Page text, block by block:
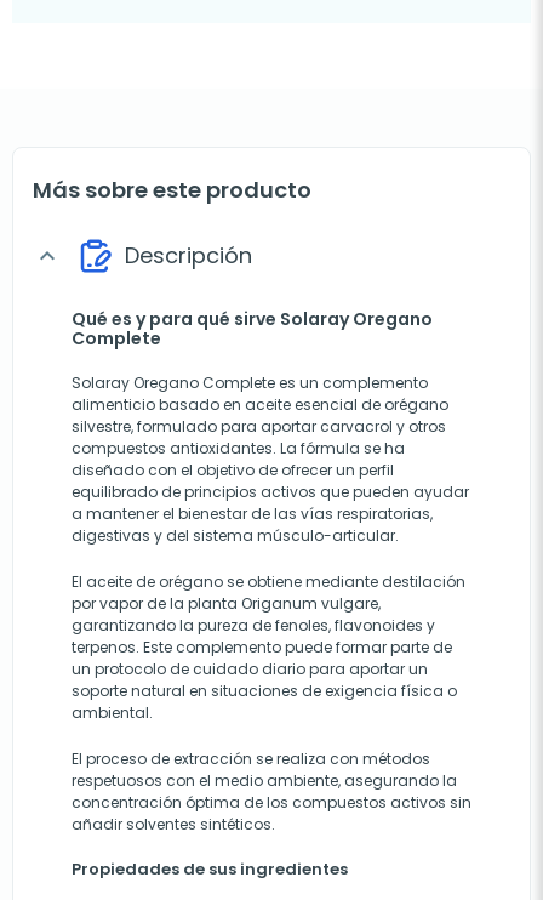
Más sobre este producto
expand_more Descripción
Qué es y para qué sirve Solaray Oregano
Complete
Solaray Oregano Complete es un complemento
alimenticio basado en aceite esencial de orégano
silvestre, formulado para aportar carvacrol y otros
compuestos antioxidantes. La fórmula se ha
diseñado con el objetivo de ofrecer un perfil
equilibrado de principios activos que pueden ayudar
a mantener el bienestar de las vías respiratorias,
digestivas y del sistema músculo-articular.
El aceite de orégano se obtiene mediante destilación
por vapor de la planta Origanum vulgare,
garantizando la pureza de fenoles, flavonoides y
terpenos. Este complemento puede formar parte de
un protocolo de cuidado diario para aportar un
soporte natural en situaciones de exigencia física o
ambiental.
El proceso de extracción se realiza con métodos
respetuosos con el medio ambiente, asegurando la
concentración óptima de los compuestos activos sin
añadir solventes sintéticos.
Propiedades de sus ingredientes